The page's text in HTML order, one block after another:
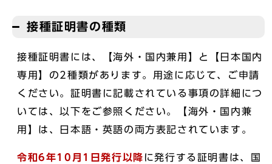
接種証明書の種類
接種証明書には、【海外・国内兼用】と【日本国内
専用】の2種類があります。用途に応じて、ご申請
ください。証明書に記載されている事項の詳細につ
いては、以下をご参照ください。【海外・国内兼
用】は、日本語・英語の両方表記されています。
令和6年10月1日発行以降 に発行する証明書は、国